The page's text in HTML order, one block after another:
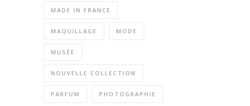
MADE IN FRANCE
MAQUILLAGE MODE
MUSÉE
NOUVELLE COLLECTION
PARFUM PHOTOGRAPHIE